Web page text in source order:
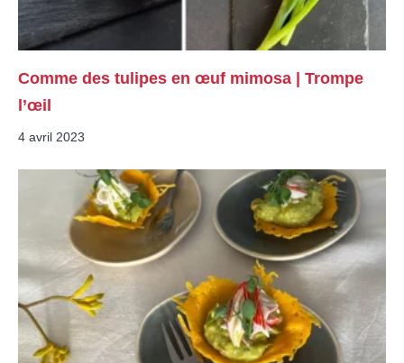
Comme des tulipes en œuf mimosa | Trompe
l’œil
4 avril 2023